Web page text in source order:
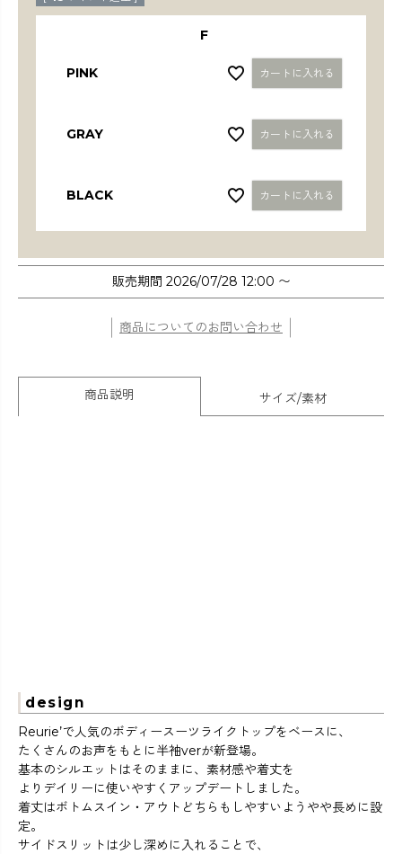
F
PINK カートに入れる
GRAY カートに入れる
BLACK カートに入れる
販売期間 2026/07/28 12:00 〜
商品についてのお問い合わせ
商品説明 サイズ/素材
design
Reurie’で人気のボディースーツライクトップをベースに、
たくさんのお声をもとに半袖verが新登場。
基本のシルエットはそのままに、素材感や着丈を
よりデイリーに使いやすくアップデートしました。
着丈はボトムスイン・アウトどちらもしやすいようやや長めに設
定。
サイドスリットは少し深めに入れることで、